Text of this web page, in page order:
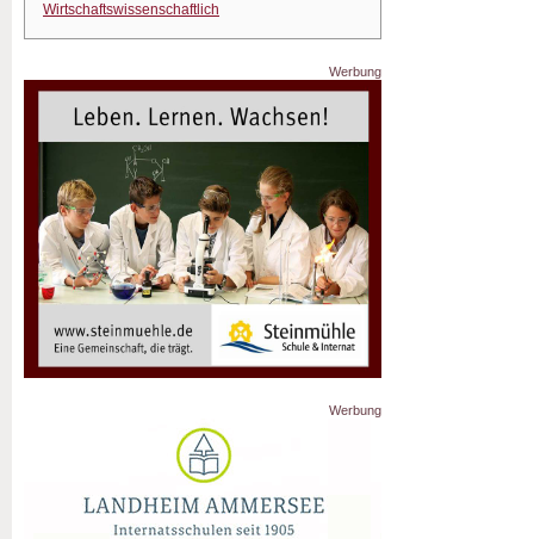
Wirtschaftswissenschaftlich
Werbung
Werbung